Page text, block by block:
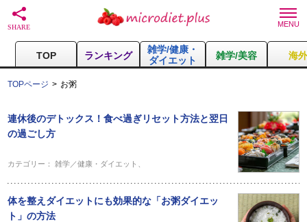
TOP ランキング
雑学/健康・
ダイエット
雑学/美容 海
TOPページ お粥
連休後のデトックス！食べ過ぎリセット方法と翌日
の過ごし方
カテゴリー：雑学／健康・ダイエット
体を整えダイエットにも効果的な「お粥ダイエッ
ト」の方法